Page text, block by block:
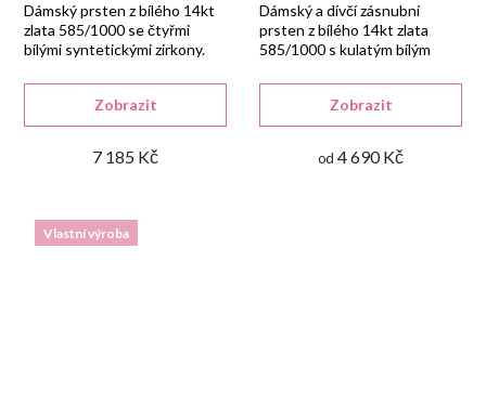
7 185 Kč
Zobrazit
Dámský prsten z bílého 14kt
zlata 585/1000 se čtyřmi
bílými syntetickými zirkony.
od 4 690 Kč
Zobrazit
Dámský a dívčí zásnubní
prsten z bílého 14kt zlata
585/1000 s kulatým bílým
drobnými bílými zirkony po
Vlastní výroba